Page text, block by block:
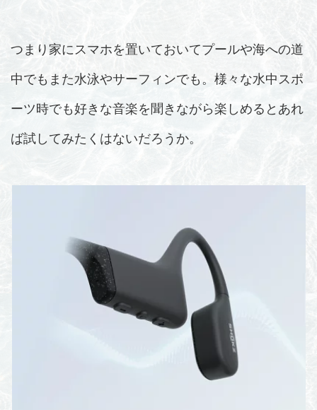
つまり家にスマホを置いておいてプールや海への道
中でもまた水泳やサーフィンでも。様々な水中スポ
ーツ時でも好きな音楽を聞きながら楽しめるとあれ
ば試してみたくはないだろうか。